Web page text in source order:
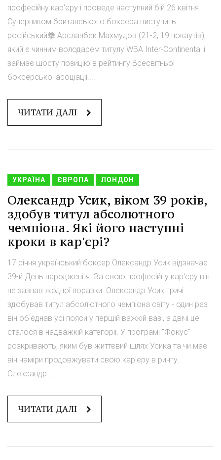
професійну кар'єру і проведе наступний бій 26 квітня.
Суперником британського боксера виступить
російський拳 Арсланбек Махмудов (21-2, 19 нокаутів),
який є чинним володарем титулу WBA Inter-Continental і
займає шосту позицію в рейтингу Всесвітньої
боксерської асоціації....
ЧИТАТИ ДАЛІ
УКРАЇНА ЄВРОПА ЛОНДОН
Олександр Усик, віком 39 років,
здобув титул абсолютного
чемпіона. Які його наступні
кроки в кар'єрі?
17 січня український боксер Олександр Усик відзначає
39-й День народження. За свою професійну кар'єру він
не зазнав жодної поразки. Олександр Усик тричі
здобував титул абсолютного чемпіона світу - один раз
він об'єднав усі пояси у першій важкій вазі, а двічі це
сталося в надважкій категорії. У програмі "Фокус"
розкривають, яким був життєвий шлях Усика та чи має
він наміри продовжувати свою кар'єру в рингу.
Олександр ...
ЧИТАТИ ДАЛІ